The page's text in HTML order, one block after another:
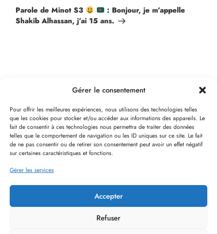
Gérer le consentement
Pour offrir les meilleures expériences, nous utilisons des technologies telles
que les cookies pour stocker et/ou accéder aux informations des appareils. Le
fait de consentir à ces technologies nous permettra de traiter des données
telles que le comportement de navigation ou les ID uniques sur ce site. Le fait
de ne pas consentir ou de retirer son consentement peut avoir un effet négatif
sur certaines caractéristiques et fonctions.
Gérer les services
Accepter
Refuser
Parole de Minot S3
: Bonjour, je m’appelle
Shakib Alhassan, j’ai 15 ans.
Politique de cookies
Conditions Générales